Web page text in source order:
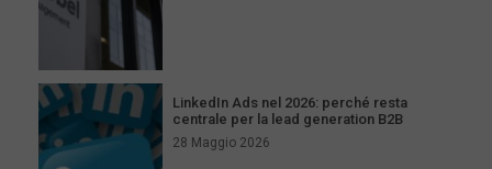
LinkedIn Ads nel 2026: perché resta
centrale per la lead generation B2B
28 Maggio 2026